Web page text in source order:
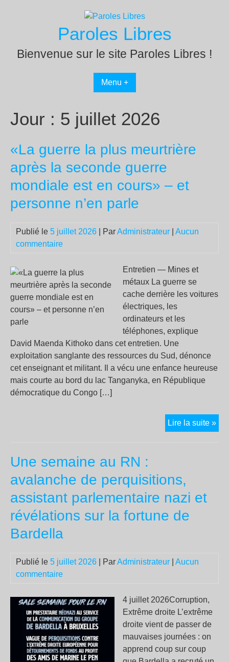
Paroles Libres
Bienvenue sur le site Paroles Libres !
Menu +
Jour : 5 juillet 2026
«La guerre la plus meurtrière
après la seconde guerre
mondiale est en cours» – et
personne n’en parle
Publié le 5 juillet 2026 | ParAdministrateur
Aucun
commentaire
Entretien — Mines et
métaux La guerre se
cache derrière les voitures
électriques, les
ordinateurs et les
téléphones, explique
David Maenda Kithoko dans cet entretien. Une
exploitation sanglante des ressources du Sud, dénonce
cet enseignant et militant. Il a vécu une enfance heureuse
mais courte au bord du lac Tanganyka, en République
démocratique du Congo […]
Lire la suite »«La
Une semaine au RN :
avalanche de perquisitions,
assistant parlementaire nazi et
révélations sur la fortune de
Bardella
Publié le 5 juillet 2026 | ParAdministrateur
Aucun
commentaire
4 juillet 2026Corruption,
Extrême droite L’extrême
droite vient de passer de
mauvaises journées : on
apprend coup sur coup